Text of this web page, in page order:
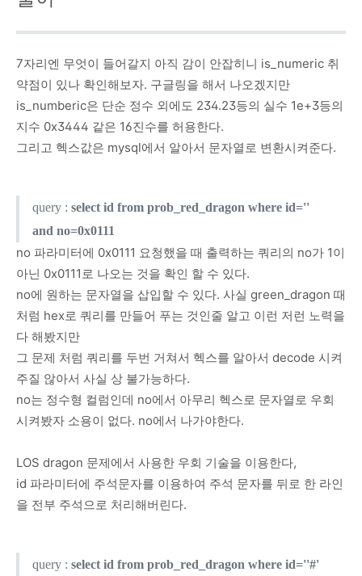
7자리엔 무엇이 들어갈지 아직 감이 안잡히니 is_numeric 취
약점이 있나 확인해보자. 구글링을 해서 나오겠지만
is_numberic은 단순 정수 외에도 234.23등의 실수 1e+3등의
지수 0x3444 같은 16진수를 허용한다.
그리고 헥스값은 mysql에서 알아서 문자열로 변환시켜준다.
query : select id from prob_red_dragon where id=''
and no=0x0111
no 파라미터에 0x0111 요청했을 때 출력하는 쿼리의 no가 1이
아닌 0x0111로 나오는 것을 확인 할 수 있다.
no에 원하는 문자열을 삽입할 수 있다. 사실 green_dragon 때
처럼 hex로 쿼리를 만들어 푸는 것인줄 알고 이런 저런 노력을
다 해봤지만
그 문제 처럼 쿼리를 두번 거쳐서 헥스를 알아서 decode 시켜
주질 않아서 사실 상 불가능하다.
no는 정수형 컬럼인데 no에서 아무리 헥스로 문자열로 우회
시켜봤자 소용이 없다. no에서 나가야한다.
LOS dragon 문제에서 사용한 우회 기술을 이용한다,
id 파라미터에 주석문자를 이용하여 주석 문자를 뒤로 한 라인
을 전부 주석으로 처리해버린다.
query : select id from prob_red_dragon where id=''#'